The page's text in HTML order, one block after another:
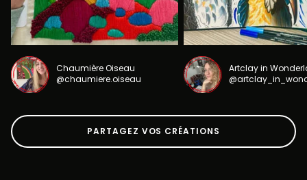
Chaumière Oiseau
@chaumiere.oiseau
Artclay in
PARTAGEZ VOS CRÉATIONS